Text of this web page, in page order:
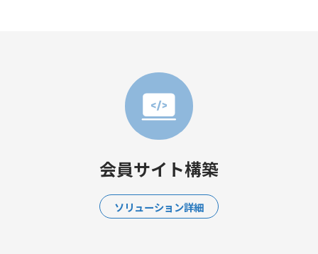
会員サイト構築
ソリューション詳細